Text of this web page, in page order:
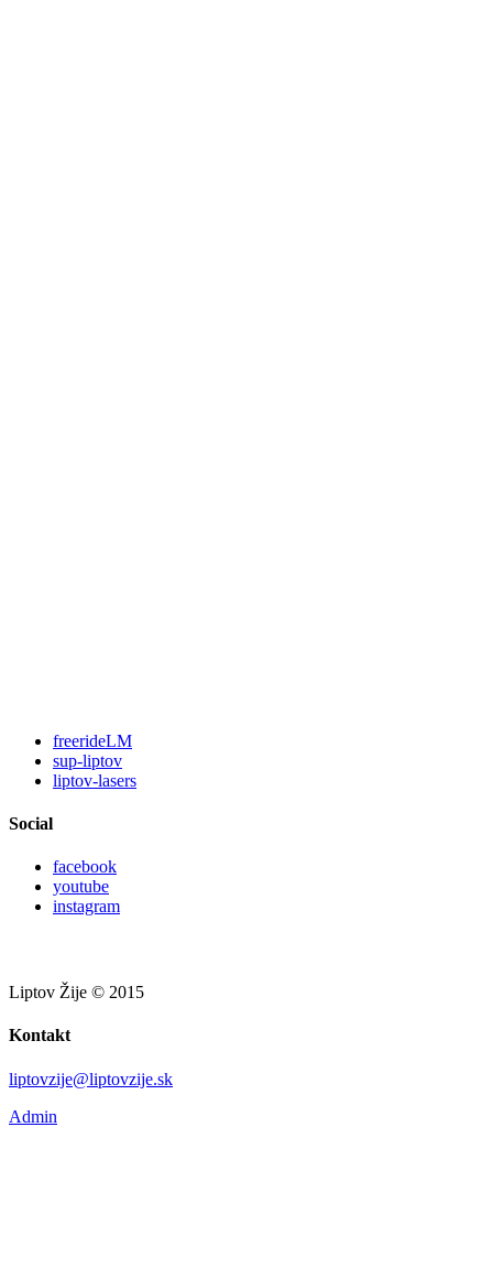
freerideLM
sup-liptov
liptov-lasers
Social
facebook
youtube
instagram
Liptov Žije © 2015
Kontakt
liptovzije@liptovzije.sk
Admin